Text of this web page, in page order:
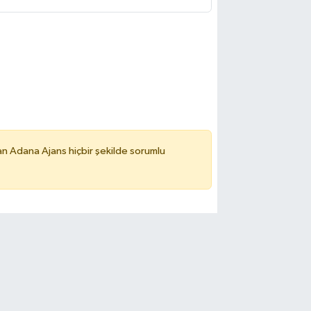
Adana Ajans hiçbir şekilde sorumlu